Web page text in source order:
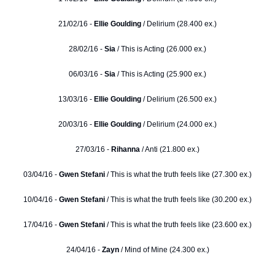
21/02/16 - Ellie Goulding / Delirium (28.400 ex.)
28/02/16 - Sia / This is Acting (26.000 ex.)
06/03/16 - Sia / This is Acting (25.900 ex.)
13/03/16 - Ellie Goulding / Delirium (26.500 ex.)
20/03/16 - Ellie Goulding / Delirium (24.000 ex.)
27/03/16 - Rihanna / Anti (21.800 ex.)
03/04/16 - Gwen Stefani / This is what the truth feels like (27.300 ex.)
10/04/16 - Gwen Stefani / This is what the truth feels like (30.200 ex.)
17/04/16 - Gwen Stefani / This is what the truth feels like (23.600 ex.)
24/04/16 - Zayn / Mind of Mine (24.300 ex.)